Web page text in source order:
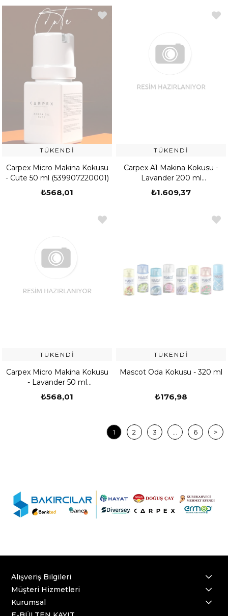
TÜKENDI
Carpex Micro Makina Kokusu
- Cute 50 ml (539907220001)
₺568,01
TÜKENDI
Carpex A1 Makina Kokusu -
Lavander 200 ml
(539907070001)
₺1.609,37
TÜKENDI
Carpex Micro Makina Kokusu
- Lavander 50 ml
(539907220001)
₺568,01
TÜKENDI
Mascot Oda Kokusu - 320 ml
₺176,98
1 2 3 6 >
Alışveriş Bilgileri
Müşteri Hizmetleri
Kurumsal